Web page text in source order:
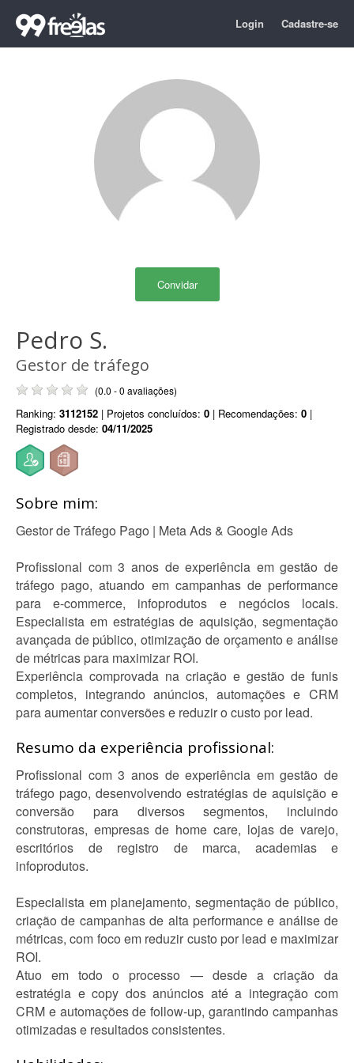
Login Cadastre-se
Convidar
Pedro S.
Gestor de tráfego
(0.0 - 0 avaliações)
Ranking: 3112152 | Projetos concluídos: 0 | Recomendações: 0 |
Registrado desde: 04/11/2025
Sobre mim:
Gestor de Tráfego Pago | Meta Ads & Google Ads
Profissional com 3 anos de experiência em gestão de
tráfego pago, atuando em campanhas de performance
para e-commerce, infoprodutos e negócios locais.
Especialista em estratégias de aquisição, segmentação
avançada de público, otimização de orçamento e análise
de métricas para maximizar ROI.
Experiência comprovada na criação e gestão de funis
completos, integrando anúncios, automações e CRM
para aumentar conversões e reduzir o custo por lead.
Resumo da experiência profissional:
Profissional com 3 anos de experiência em gestão de
tráfego pago, desenvolvendo estratégias de aquisição e
conversão para diversos segmentos, incluindo
construtoras, empresas de home care, lojas de varejo,
escritórios de registro de marca, academias e
infoprodutos.
Especialista em planejamento, segmentação de público,
criação de campanhas de alta performance e análise de
métricas, com foco em reduzir custo por lead e maximizar
ROI.
Atuo em todo o processo — desde a criação da
estratégia e copy dos anúncios até a integração com
CRM e automações de follow-up, garantindo campanhas
otimizadas e resultados consistentes.